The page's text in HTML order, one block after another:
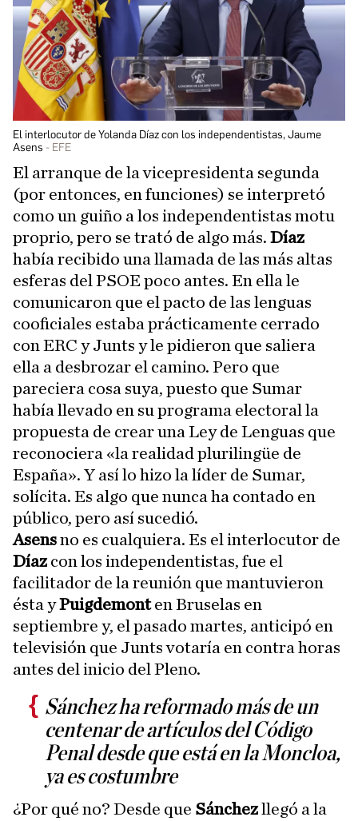
El interlocutor de Yolanda Díaz con los independentistas, Jaume
Asens
EFE
El arranque de la vicepresidenta segunda
(por entonces, en funciones) se interpretó
como un guiño a los independentistas motu
proprio, pero se trató de algo más. Díaz
había recibido una llamada de las más altas
esferas del PSOE poco antes. En ella le
comunicaron que el pacto de las lenguas
cooficiales estaba prácticamente cerrado
con ERC y Junts y le pidieron que saliera
ella a desbrozar el camino. Pero que
pareciera cosa suya, puesto que Sumar
había llevado en su programa electoral la
propuesta de crear una Ley de Lenguas que
reconociera «la realidad plurilingüe de
España». Y así lo hizo la líder de Sumar,
solícita. Es algo que nunca ha contado en
público, pero así sucedió.
Asensno es cualquiera. Es el interlocutor de
Díazcon los independentistas, fue el
facilitador de la reunión que mantuvieron
ésta yPuigdemonten Bruselas en
septiembre y, el pasado martes, anticipó en
televisión que Junts votaría en contra horas
antes del inicio del Pleno.
Sánchez ha reformado más de un
centenar de artículos del Código
Penal desde que está en la Moncloa,
ya es costumbre
¿Por qué no? Desde que Sánchezllegó a la